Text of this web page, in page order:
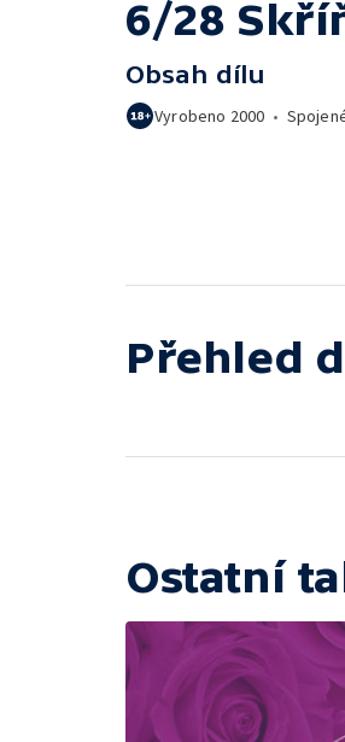
6/28
Obsah dílu
Vyrobeno 2000 •
Přehled
Ostatní